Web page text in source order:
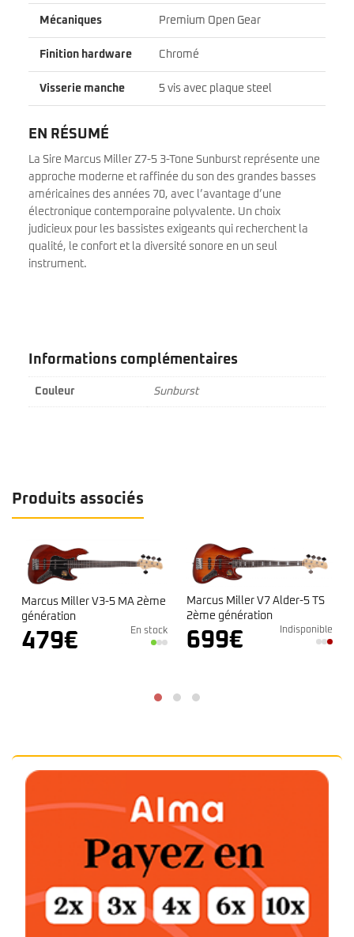
Mécaniques Premium Open Gear
Finition hardware Chromé
Visserie manche 5 vis avec plaque steel
EN RÉSUMÉ
La Sire Marcus Miller Z7-5 3-Tone Sunburst représente une
approche moderne et raffinée du son des grandes basses
américaines des années 70, avec l’avantage d’une
électronique contemporaine polyvalente. Un choix
judicieux pour les bassistes exigeants qui recherchent la
qualité, le confort et la diversité sonore en un seul
instrument.
Informations complémentaires
Couleur Sunburst
Produits associés
Marcus Miller V3-5 MA 2ème
génération
479€ En stock
Marcus Miller V7 Alder-5 TS
2ème génération
699€ Indisponible